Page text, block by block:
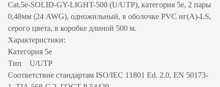
Cat.5e-SOLID-GY-LIGHT-500 (U/UTP), категория 5e, 2 пары
0,48мм (24 AWG), одножильный, в оболочке PVC нг(А)-LS,
серого цвета, в коробке длиной 500 м.
Характеристики:
Категория 5e
Тип U/UTP
Соответствие стандартам ISO/IEC 11801 Ed. 2.0, EN 50173-